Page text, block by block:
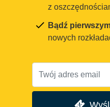
z
Bądź
nowych